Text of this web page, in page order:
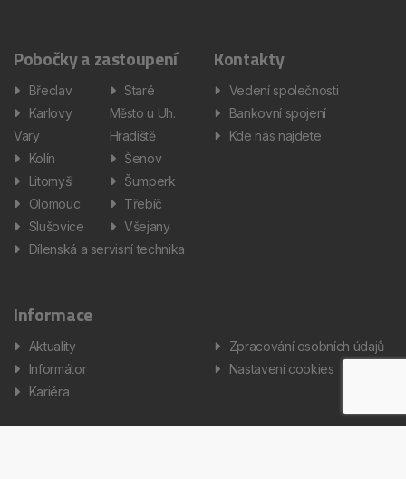
Pobočky a zastoupení
Břeclav
Karlovy
Vary
Kolín
Litomyšl
Olomouc
Slušovice
Staré
Město u Uh.
Hradiště
Šenov
Šumperk
Třebíč
Všejany
Dílenská a servisní technika
Kontakty
Vedení společnosti
Bankovní spojení
Kde nás najdete
Informace
Aktuality
Informátor
Kariéra
Zpracování osobních údajů
Nastavení cookies